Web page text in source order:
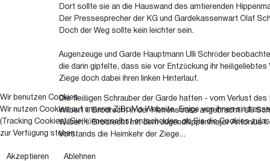
Dort sollte sie an die Hauswand des amtierenden
Der Pressesprecher der KG und Gardekassenwart Olaf
Doch der Weg sollte kein leichter sein.
Augenzeuge und Garde Hauptmann Ulli Schröder
die darin gipfelte, dass sie vor Entzückung ihr
Ziege doch dabei ihren linken Hinterlauf.
Die fleißigen Schrauber der Garde hatten - vom Verlust
Wilbert I. Brodrecht in der Herrenstraße angebracht. Ulli
Wilbert I. Brodrecht mit dem Jugendhippenmajor Antonius
Vorstands die Heimkehr der Ziege...
Wir benutzen Cookies
Wir nutzen Cookies auf unserer ZiBoMo Website. Einige von ihnen sind
(Tracking Cookies). Sie können selbst entscheiden, ob Sie die Cookies
zur Verfügung stehen.
Akzeptieren Ablehnen